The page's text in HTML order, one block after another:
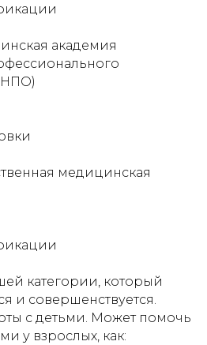
академия
медицинская
категории, который
и совершенствуется.
с детьми. Может помочь
у взрослых, как: